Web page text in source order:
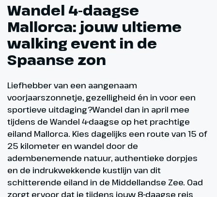
Wandel 4-daagse
Mallorca: jouw ultieme
walking event in de
Spaanse zon
Liefhebber van een aangenaam
voorjaarszonnetje, gezelligheid én in voor een
sportieve uitdaging?Wandel dan in april mee
tijdens de Wandel 4-daagse op het prachtige
eiland Mallorca. Kies dagelijks een route van 15 of
25 kilometer en wandel door de
adembenemende natuur, authentieke dorpjes
en de indrukwekkende kustlijn van dit
schitterende eiland in de Middellandse Zee. Oad
zorgt ervoor dat je tijdens jouw 8-daagse reis